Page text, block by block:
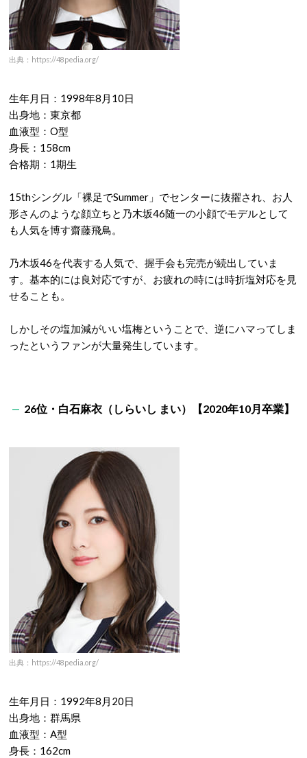
出典：https://48pedia.org/
生年月日：1998年8月10日
出身地：東京都
血液型：O型
身長：158cm
合格期：1期生
15thシングル「裸足でSummer」でセンターに抜擢され、お人
形さんのような顔立ちと乃木坂46随一の小顔でモデルとして
も人気を博す齋藤飛鳥。
乃木坂46を代表する人気で、握手会も完売が続出していま
す。基本的には良対応ですが、お疲れの時には時折塩対応を見
せることも。
しかしその塩加減がいい塩梅ということで、逆にハマってしま
ったというファンが大量発生しています。
26位・白石麻衣（しらいし まい）【2020年10月卒業】
出典：https://48pedia.org/
生年月日：1992年8月20日
出身地：群馬県
血液型：A型
身長：162cm